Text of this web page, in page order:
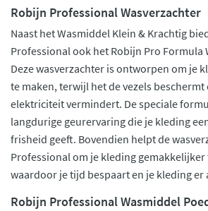
Robijn Professional Wasverzachter
Naast het Wasmiddel Klein & Krachtig
Professional ook het Robijn Pro Formula
Deze wasverzachter is ontworpen om je
te maken, terwijl het de vezels beschermt
elektriciteit vermindert. De speciale
langdurige geurervaring die je kleding
frisheid geeft. Bovendien helpt de
Professional om je kleding
waardoor je tijd bespaart en je kleding
Robijn Professional Wasmiddel